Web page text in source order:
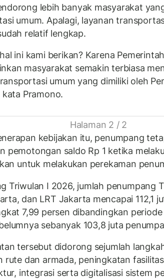
lebih banyak masyarakat
umum. Apalagi, layanan
relatif lengkap.
ini kami berikan? Karena
masyarakat semakin terbiasa
umum yang dimiliki oleh
Pramono.
Halaman 2 / 2
kebijakan itu, penumpang
pemotongan saldo Rp 1 ketika
untuk melakukan perekaman
Triwulan I 2026, jumlah penumpang
dan LRT Jakarta mencapai 112,1
7,99 persen dibandingkan periode
sebanyak 103,8 juta
tersebut didorong sejumlah
rute dan armada, peningkatan
integrasi serta digitalisasi sistem